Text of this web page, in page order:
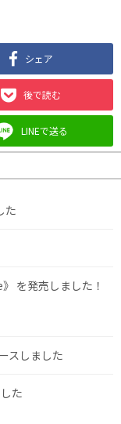
シェア
後で読む
LINEで送る
た
を発売しました！
スしました
た